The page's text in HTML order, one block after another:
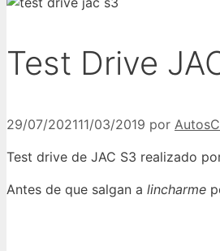
Test Drive
29/07/202111/03/2019 por
Test drive de JAC S3 realizado
Antes de que salgan a lincharme